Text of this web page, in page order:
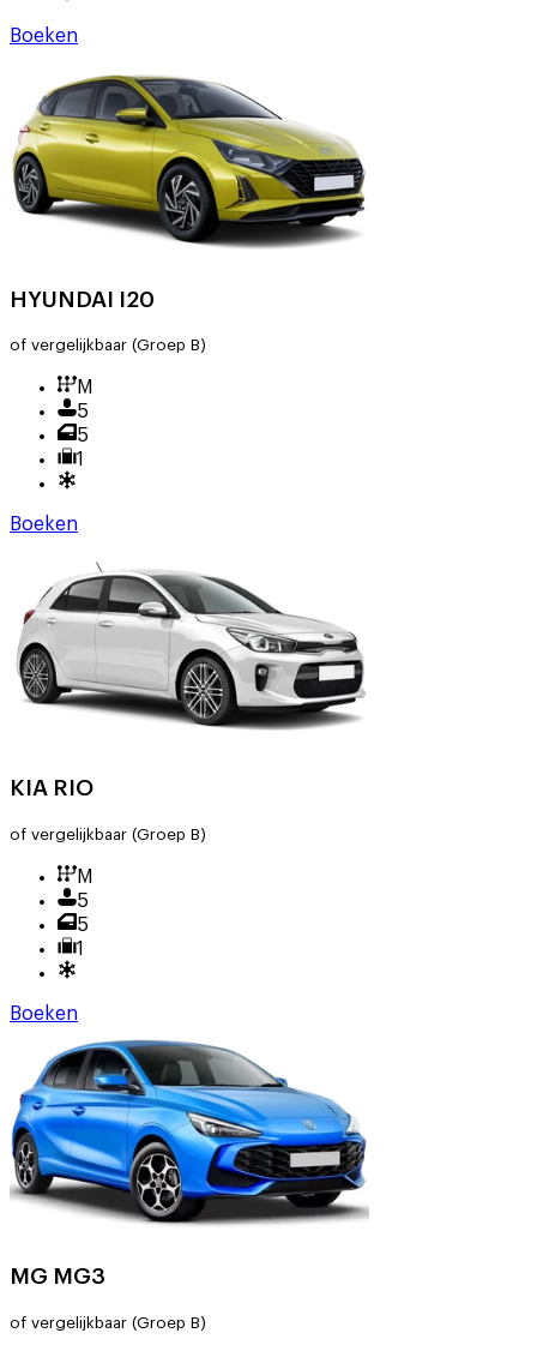
Boeken
HYUNDAI I20
of vergelijkbaar (Groep B)
M
5
5
1
Boeken
KIA RIO
of vergelijkbaar (Groep B)
M
5
5
1
Boeken
MG MG3
of vergelijkbaar (Groep B)